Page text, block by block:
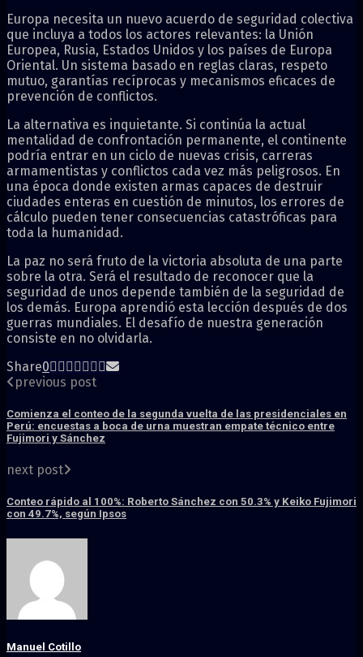
Europa necesita un nuevo acuerdo de seguridad colectiva
que incluya a todos los actores relevantes: la Unión
Europea, Rusia, Estados Unidos y los países de Europa
Oriental. Un sistema basado en reglas claras, respeto
mutuo, garantías recíprocas y mecanismos eficaces de
prevención de conflictos.
La alternativa es inquietante. Si continúa la actual
mentalidad de confrontación permanente, el continente
podría entrar en un ciclo de nuevas crisis, carreras
armamentistas y conflictos cada vez más peligrosos. En
una época donde existen armas capaces de destruir
ciudades enteras en cuestión de minutos, los errores de
cálculo pueden tener consecuencias catastróficas para
toda la humanidad.
La paz no será fruto de la victoria absoluta de una parte
sobre la otra. Será el resultado de reconocer que la
seguridad de unos depende también de la seguridad de
los demás. Europa aprendió esta lección después de dos
guerras mundiales. El desafío de nuestra generación
consiste en no olvidarla.
Share0
previous post
Comienza el conteo de la segunda vuelta de las presidenciales en
Perú: encuestas a boca de urna muestran empate técnico entre
Fujimori y Sánchez
next post
Conteo rápido al 100%: Roberto Sánchez con 50.3% y Keiko Fujimori
con 49.7%, según Ipsos
Manuel Cotillo